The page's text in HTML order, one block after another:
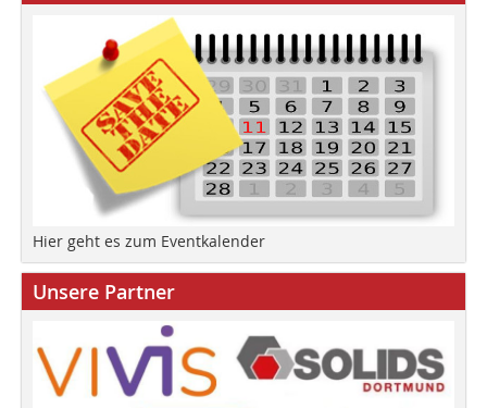
Hier geht es zum Eventkalender
Unsere Partner